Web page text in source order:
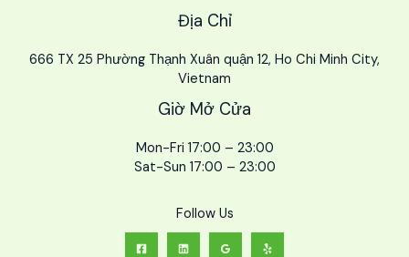
Địa Chỉ
666 TX 25 Phường Thạnh Xuân quận 12, Ho Chi Minh City,
Vietnam
Giờ Mở Cửa
Mon-Fri 17:00 – 23:00
Sat-Sun 17:00 – 23:00
Follow Us